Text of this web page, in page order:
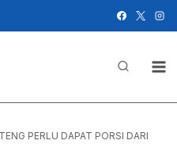
PERLU DAPAT PORSI DARI